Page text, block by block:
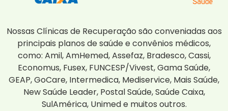
Nossas Clínicas de Recuperação são conveniadas aos
principais planos de saúde e convênios médicos,
como: Amil, AmHemed, Assefaz, Bradesco, Cassi,
Economus, Fusex, FUNCESP/Vivest, Gama Saúde,
GEAP, GoCare, Intermedica, Mediservice, Mais Saúde,
New Saúde Leader, Postal Saúde, Saúde Caixa,
SulAmérica, Unimed e muitos outros.